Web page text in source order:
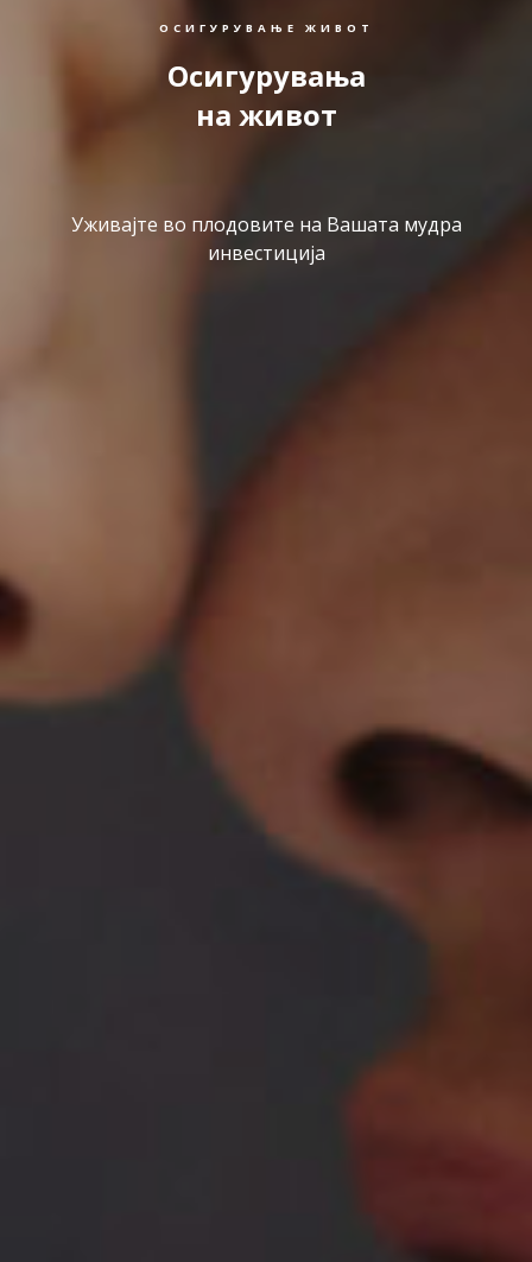
ОСИГУРУВАЊЕ ЖИВОТ
Осигурувања
на живот
Уживајте во плодовите на Вашата мудра
инвестиција